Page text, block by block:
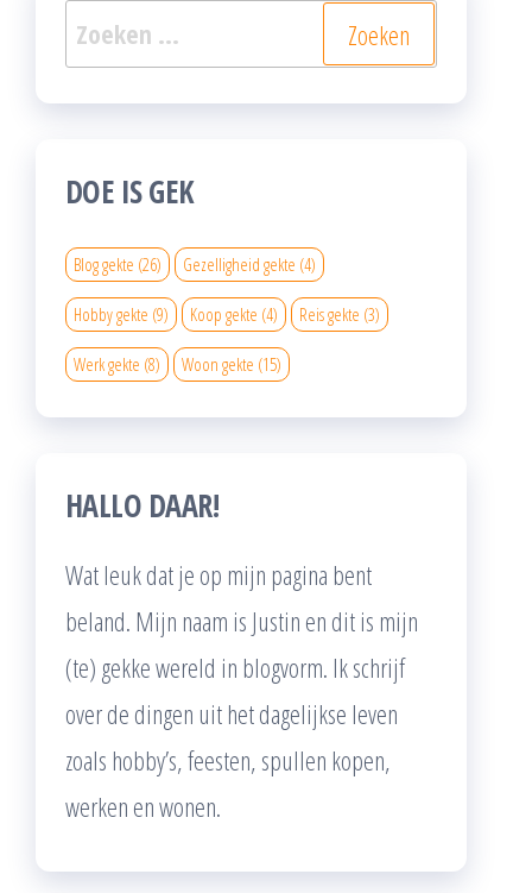
Zoeken
naar:
DOE IS GEK
Blog gekte (26) Gezelligheid gekte (4)
Hobby gekte (9) Koop gekte (4) Reis gekte (3)
Werk gekte (8) Woon gekte (15)
HALLO DAAR!
Wat leuk dat je op mijn pagina bent
beland. Mijn naam is Justin en dit is mijn
(te) gekke wereld in blogvorm. Ik schrijf
over de dingen uit het dagelijkse leven
zoals hobby’s, feesten, spullen kopen,
werken en wonen.